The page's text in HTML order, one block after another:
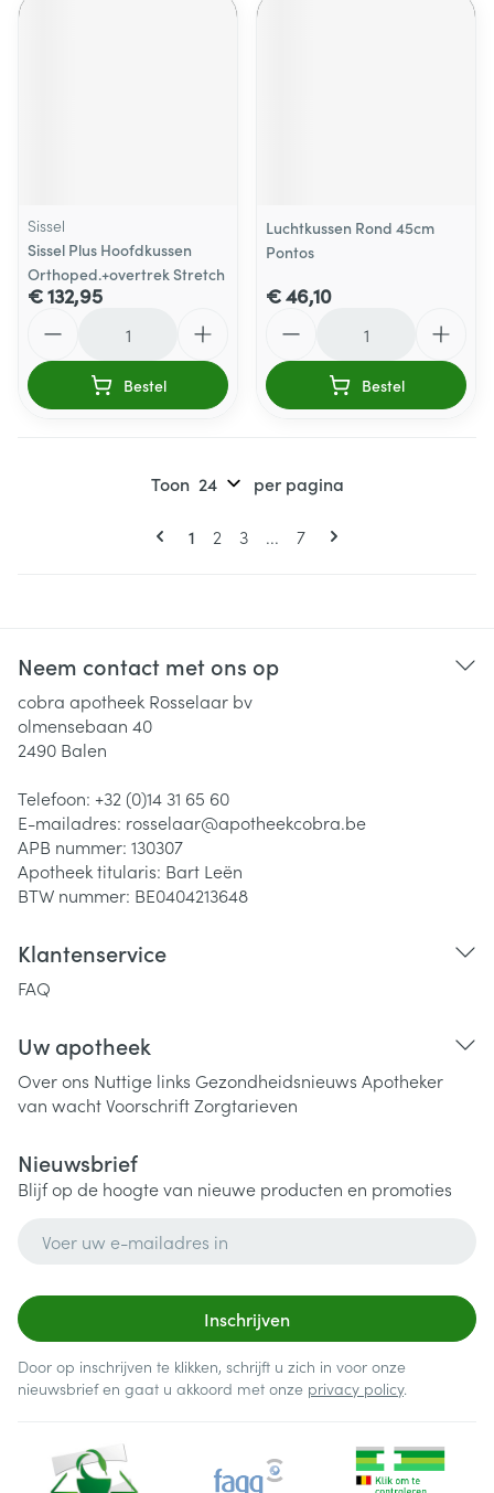
Sissel
Sissel Plus Hoofdkussen
Orthoped.+overtrek Stretch
€ 132,95
Bestel
Luchtkussen Rond 45cm
Pontos
€ 46,10
Bestel
Pagina's
U lees momenteel pagina
1 Pagina
2 Pagina
3 ... Pagina
7
Toon per pagina
Neem contact met ons op
cobra apotheek Rosselaar bv
olmensebaan 40
2490 Balen
Telefoon: +32 (0)14 31 65 60
E-mailadres: rosselaar@apotheekcobra.be
APB nummer: 130307
Apotheek titularis: Bart Leën
BTW nummer: BE0404213648
Klantenservice
FAQ
Uw apotheek
Over ons Nuttige links Gezondheidsnieuws Apotheker
van wachtVoorschriftZorgtarieven
Nieuwsbrief
Blijf op de hoogte van nieuwe producten en promoties
Inschrijven
Door op inschrijven te klikken, schrijft u zich in voor onze
nieuwsbrief en gaat u akkoord met onze privacy policy.